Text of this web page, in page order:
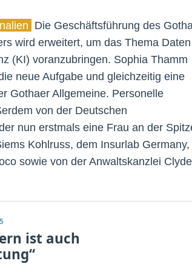
Die Geschäftsführung des
wird erweitert, um das Thema Daten
(KI) voranzubringen. Sophia Thamm
neue Aufgabe und gleichzeitig eine
Gothaer Allgemeine. Personelle
von der Deutschen
nun erstmals eine Frau an der
Kohlruss, dem Insurlab Germany,
sowie von der Anwaltskanzlei
ist auch